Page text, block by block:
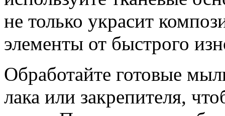
не только украсит
элементы от быстрого
Обработайте готовые
лака или закрепителя,